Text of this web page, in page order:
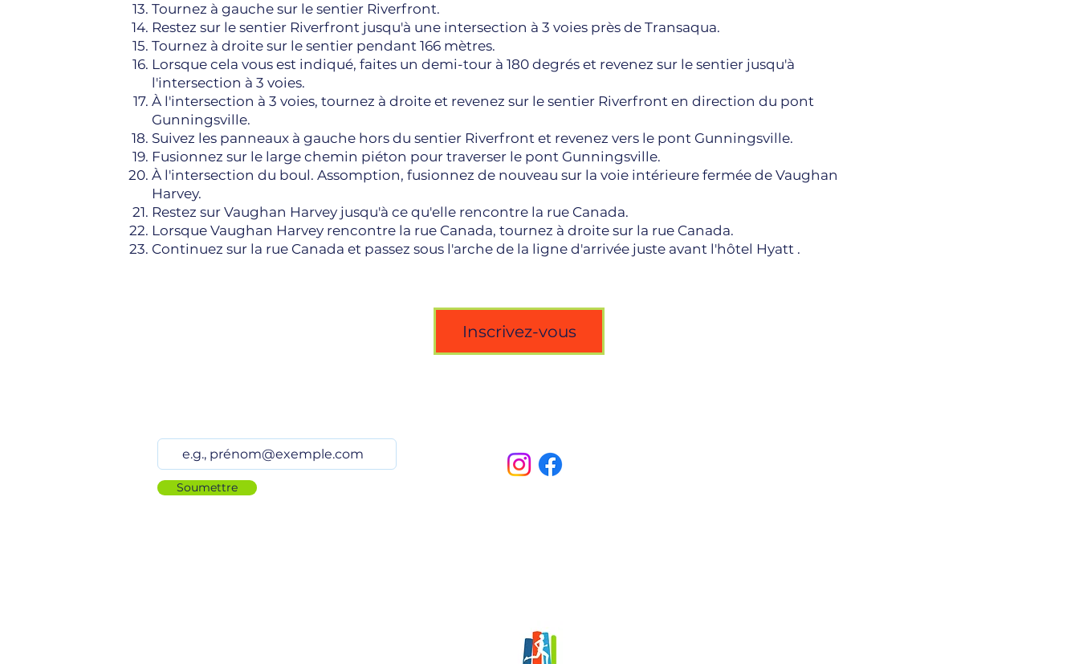
Tournez à gauche sur le sentier Riverfront.
Restez sur le sentier Riverfront jusqu'à une intersection à 3 voies près de Transaqua.
Tournez à droite sur le sentier pendant 166 mètres.
Lorsque cela vous est indiqué, faites un demi-tour à 180 degrés et revenez sur le sentier jusqu'à
l'intersection à 3 voies.
À l'intersection à 3 voies, tournez à droite et revenez sur le sentier Riverfront en direction du pont
Gunningsville.
Suivez les panneaux à gauche hors du sentier Riverfront et revenez vers le pont Gunningsville.
Fusionnez sur le large chemin piéton pour traverser le pont Gunningsville.
À l'intersection du boul. Assomption, fusionnez de nouveau sur la voie intérieure fermée de Vaughan
Harvey.
Restez sur Vaughan Harvey jusqu'à ce qu'elle rencontre la rue Canada.
Lorsque Vaughan Harvey rencontre la rue Canada, tournez à droite sur la rue Canada.
Continuez sur la rue Canada et passez sous l'arche de la ligne d'arrivée juste avant l'hôtel Hyatt .
Inscrivez-vous
Soumettre